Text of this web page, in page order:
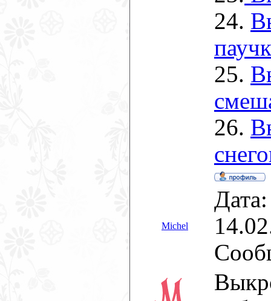
24.
25.
26.
Michel